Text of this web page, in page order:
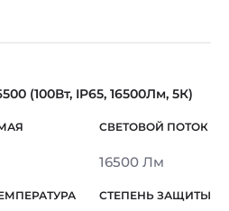
(100Вт, IP65, 16500Лм, 5К)
16500 Лм